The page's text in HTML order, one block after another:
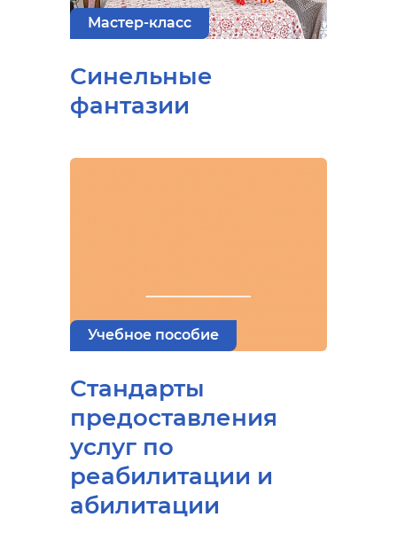
Мастер-класс
Синельные
фантазии
Учебное пособие
Стандарты
предоставления
услуг по
реабилитации и
абилитации